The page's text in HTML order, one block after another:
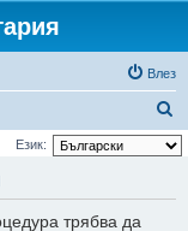
Влез
ъ
Език:
трябва да